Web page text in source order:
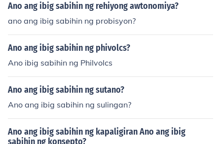
Ano ang ibig sabihin ng rehiyong awtonomiya?
ano ang ibig sabihin ng probisyon?
Ano ang ibig sabihin ng phivolcs?
Ano ibig sabihin ng Philvolcs
Ano ang ibig sabihin ng sutano?
Ano ang ibig sabihin ng sulingan?
Ano ang ibig sabihin ng kapaligiran Ano ang ibig
sabihin ng konsepto?